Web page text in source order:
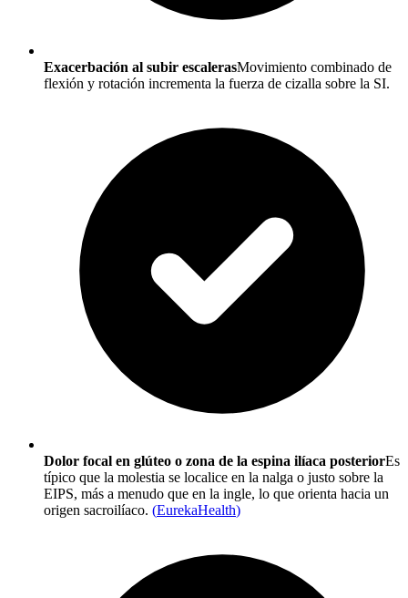
Exacerbación al subir escalerasMovimiento combinado de
flexión y rotación incrementa la fuerza de cizalla sobre la SI.
Dolor focal en glúteo o zona de la espina ilíaca posteriorEs
típico que la molestia se localice en la nalga o justo sobre la
EIPS, más a menudo que en la ingle, lo que orienta hacia un
origen sacroilíaco. (EurekaHealth)